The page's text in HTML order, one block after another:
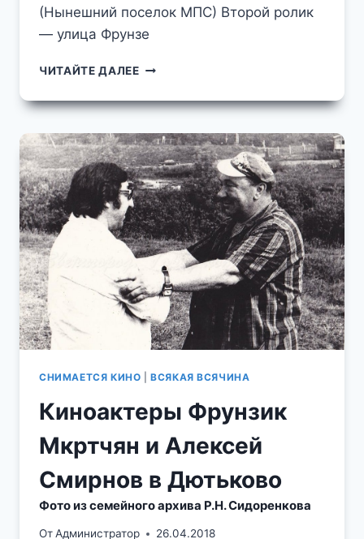
(Нынешний поселок МПС) Второй ролик
— улица Фрунзе
ЧИТАЙТЕ ДАЛЕЕЗВЕНИГОРОД
ДЮТЬКОВО
СЕРЕДИНЕ
1950-
Х
ФРАГМЕНТЫ
ИЗ
КИНОФИЛЬМА
"ОНИ
БЫЛИ
ПЕРВЫМИ"
СНИМАЕТСЯ КИНО |ВСЯКАЯ ВСЯЧИНА
Киноактеры Фрунзик
Мкртчян и Алексей
Смирнов в Дютьково
Фото из семейного архива Р.Н. Сидоренкова
ОтАдминистратор 26.04.2018